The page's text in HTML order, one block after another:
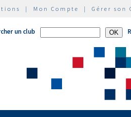
| Mon Compte | Gérer son
un club